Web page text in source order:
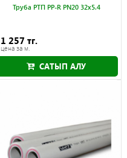
Труба РТП PP-R PN20 32x5.4
1 257 тг.
цена за м.
САТЫП АЛУ